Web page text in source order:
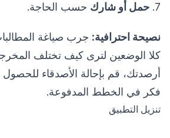
7. حمل أو شارك حسب الحاجة.
نصيحة احترافية: جرب صياغة
كلا الوضعين لترى كيف تختلف
أرصدتك، قم بإحالة الأصدقاء
فكر في الخطط المدفوعة.
تنزيل التطبيق